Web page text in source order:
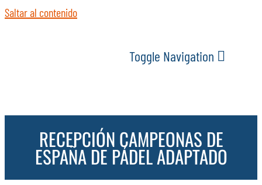
Saltar al contenido
Toggle Navigation
ACTUALIDAD
RECEPCIÓN CAMPEONAS DE
ESPAÑA DE PÁDEL ADAPTADO